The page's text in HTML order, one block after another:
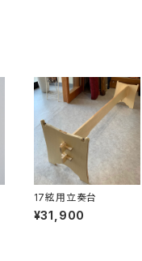
17絃用立奏台
¥31,900